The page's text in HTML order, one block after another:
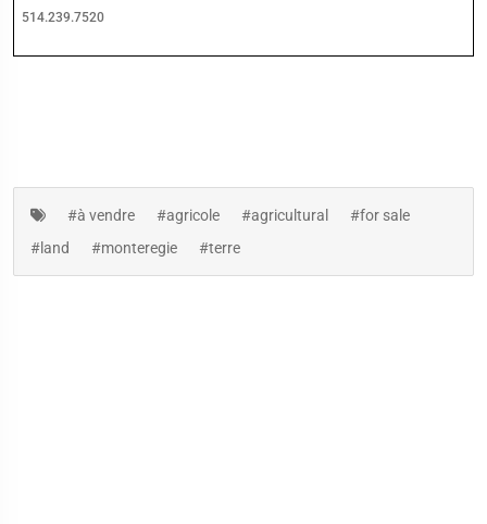
514.239.7520
#à vendre #agricole #agricultural
#for sale
#land
#monteregie #terre